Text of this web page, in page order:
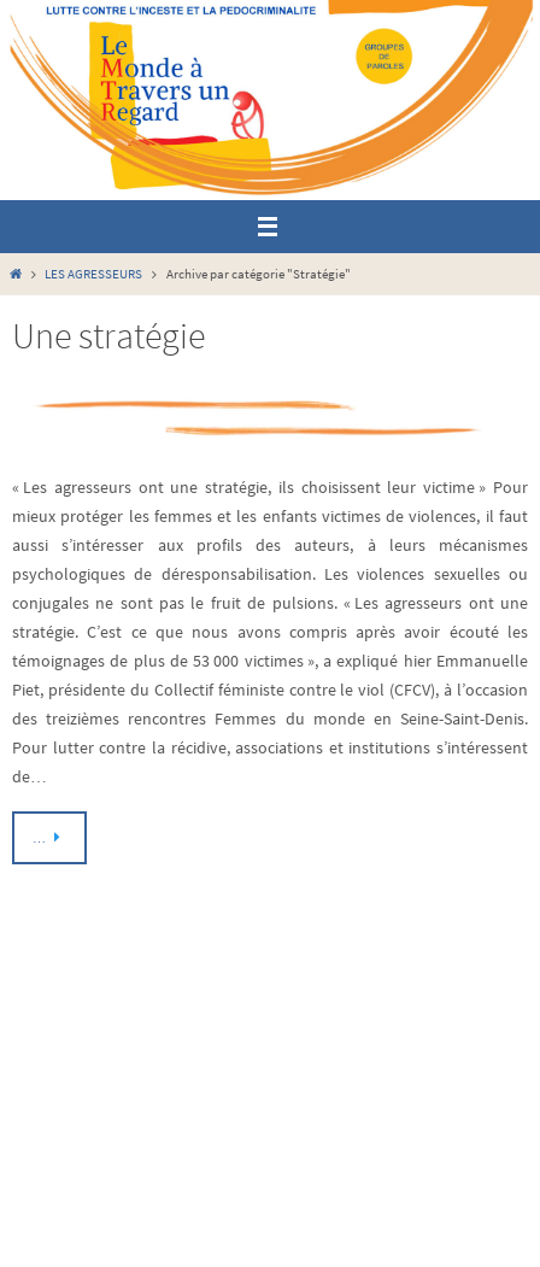
Passer
vers
contenu
HomeLES AGRESSEURS Archive par catégorie "Stratégie"
Une stratégie
« Les agresseurs ont une stratégie, ils choisissent leur victime » Pour
mieux protéger les femmes et les enfants victimes de violences, il faut
aussi s’intéresser aux profils des auteurs, à leurs mécanismes
psychologiques de déresponsabilisation. Les violences sexuelles ou
conjugales ne sont pas le fruit de pulsions. « Les agresseurs ont une
stratégie. C’est ce que nous avons compris après avoir écouté les
témoignages de plus de 53 000 victimes », a expliqué hier Emmanuelle
Piet, présidente du Collectif féministe contre le viol (CFCV), à l’occasion
des treizièmes rencontres Femmes du monde en Seine-Saint-Denis.
Pour lutter contre la récidive, associations et institutions s’intéressent
de…
…